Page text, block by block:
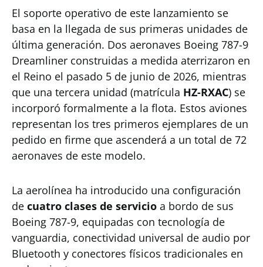
El soporte operativo de este lanzamiento se
basa en la llegada de sus primeras unidades de
última generación. Dos aeronaves Boeing 787-9
Dreamliner construidas a medida aterrizaron en
el Reino el pasado 5 de junio de 2026, mientras
que una tercera unidad (matrícula HZ-RXAC) se
incorporó formalmente a la flota. Estos aviones
representan los tres primeros ejemplares de un
pedido en firme que ascenderá a un total de 72
aeronaves de este modelo.
La aerolínea ha introducido una configuración
de cuatro clases de servicio a bordo de sus
Boeing 787-9, equipadas con tecnología de
vanguardia, conectividad universal de audio por
Bluetooth y conectores físicos tradicionales en